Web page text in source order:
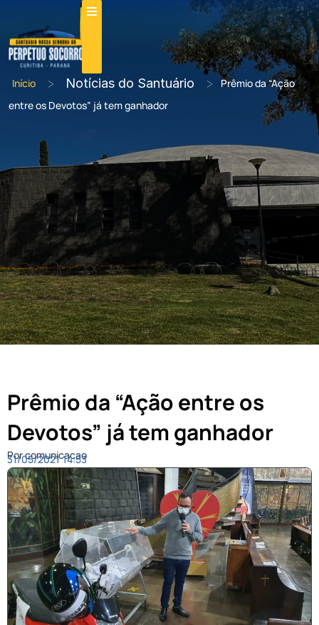
Início > Notícias do Santuário >
Prêmio da “Ação
entre os Devotos” já tem ganhador
Prêmio da “Ação entre os
Devotos” já tem ganhador
Por comunicacao
31/05/2021 14:53